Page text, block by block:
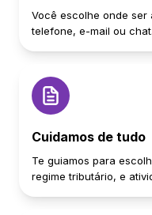
Você escolhe onde ser
telefone, e-mail ou chat.
Cuidamos de tudo
Te guiamos para
regime tributário, e